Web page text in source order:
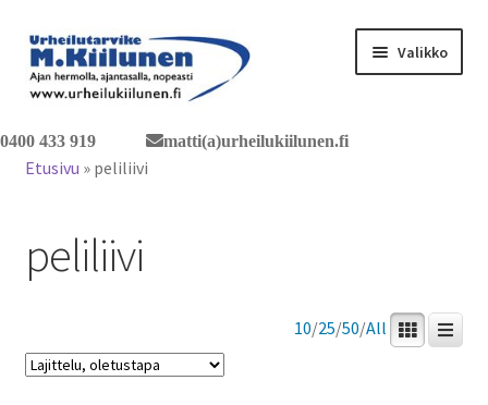
0400 433 919 matti(a)urheilukiilunen.fi
Siirry
navigointiin
Siirry
sisältöön
Valikko
Tervetuloa verkkokauppaan
Yhteystiedot
Etusivu » peliliivi
peliliivi
10/25/50/All